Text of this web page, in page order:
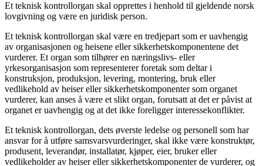
Et teknisk kontrollorgan skal opprettes i henhold til gjeldende norsk
lovgivning og være en juridisk person.
Et teknisk kontrollorgan skal være en tredjepart som er uavhengig
av organisasjonen og heisene eller sikkerhetskomponentene det
vurderer. Et organ som tilhører en næringslivs- eller
yrkesorganisasjon som representerer foretak som deltar i
konstruksjon, produksjon, levering, montering, bruk eller
vedlikehold av heiser eller sikkerhetskomponenter som organet
vurderer, kan anses å være et slikt organ, forutsatt at det er påvist at
organet er uavhengig og at det ikke foreligger interessekonflikter.
Et teknisk kontrollorgan, dets øverste ledelse og personell som har
ansvar for å utføre samsvarsvurderinger, skal ikke være konstruktør,
produsent, leverandør, installatør, kjøper, eier, bruker eller
vedlikeholder av heiser eller sikkerhetskomponenter de vurderer, og